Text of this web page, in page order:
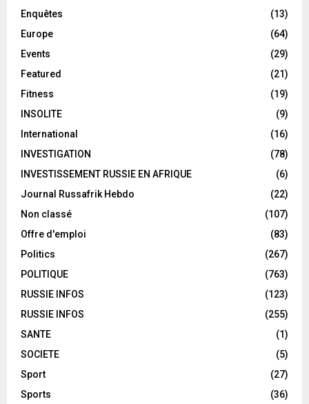
Enquêtes
(13)
Europe
(64)
Events
(29)
Featured
(21)
Fitness
(19)
INSOLITE
(9)
International
(16)
INVESTIGATION
(78)
INVESTISSEMENT RUSSIE EN AFRIQUE
(6)
Journal Russafrik Hebdo
(22)
Non classé
(107)
Offre d'emploi
(83)
Politics
(267)
POLITIQUE
(763)
RUSSIE INFOS
(123)
RUSSIE INFOS
(255)
SANTE
(1)
SOCIETE
(5)
Sport
(27)
Sports
(36)